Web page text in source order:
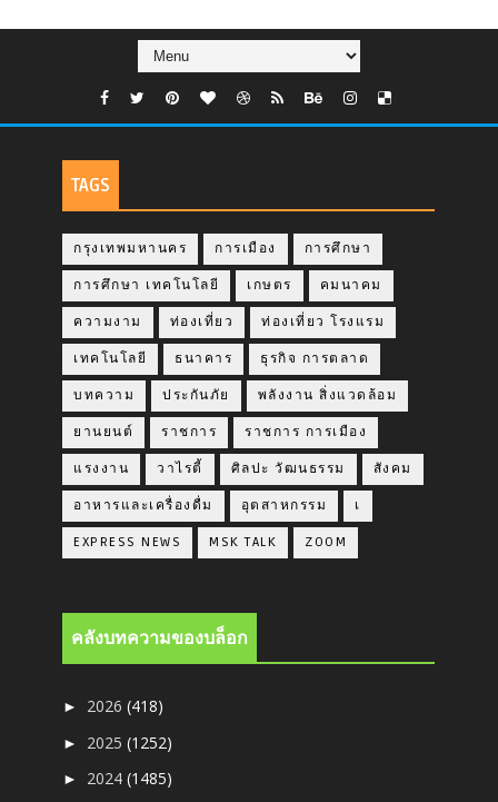
TAGS
กรุงเทพมหานคร การเมือง การศึกษา
การศึกษา เทคโนโลยี เกษตร คมนาคม
ความงาม ท่องเที่ยว ท่องเที่ยว โรงแรม
เทคโนโลยี ธนาคาร ธุรกิจ การตลาด
บทความ ประกันภัย พลังงาน สิ่งแวดล้อม
ยานยนต์ ราชการ ราชการ การเมือง
แรงงาน วาไรตี้ ศิลปะ วัฒนธรรม สังคม
อาหารและเครื่องดื่ม อุตสาหกรรม เ
EXPRESS NEWS MSK TALK ZOOM
คลังบทความของบล็อก
► 2026(418)
► 2025(1252)
► 2024(1485)